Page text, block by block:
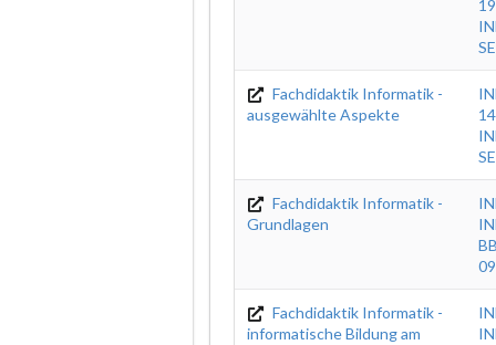
19
Fachdidaktik Informatik -
ausgewählte Aspekte
14
Fachdidaktik Informatik -
Grundlagen
09
Fachdidaktik Informatik -
informatische Bildung am